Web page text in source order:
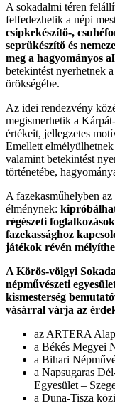
A sokadalmi téren
felfedezhetik a népi
csipkekészítő-,
seprűkészítő és
meg a hagyományos
betekintést nyerhetnek
örökségébe.
Az idei rendezvény
megismerhetik a
értékeit, jellegzetes
Emellett
valamint betekintést
történetébe,
A fazekasműhelyben
élménynek:
régészeti
fazekassághoz
játékok révén
A Körös-völgyi
népművészeti
kismesterség
vásárral várja az
az ARTERA
a Békés Megyei
a Bihari
a Napsugaras
Egyesület –
a Duna-Tisza